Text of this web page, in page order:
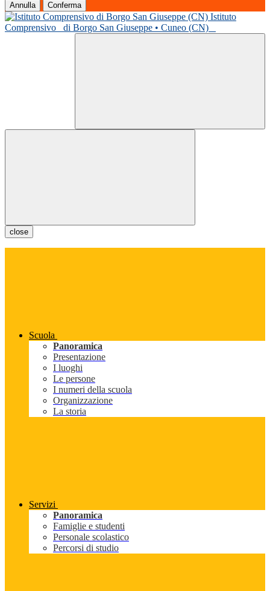
Annulla Conferma
Istituto
Comprensivo
di Borgo San Giuseppe • Cuneo (CN)
close
Scuola
Panoramica
Presentazione
I luoghi
Le persone
I numeri della scuola
Organizzazione
La storia
Servizi
Panoramica
Famiglie e studenti
Personale scolastico
Percorsi di studio